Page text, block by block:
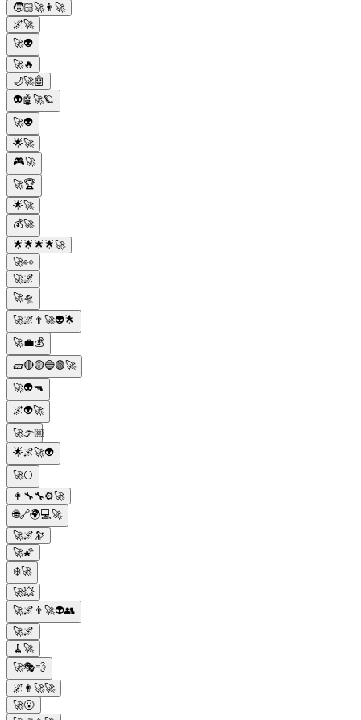
🧒🏻🚀👨‍🚀
🌌🚀
🚀👽
🚀🔥
🌙🚀🤖
👽🤖🚀🪐
🚀👽
🌟🚀
🎮🚀
🚀🏆
🌟🚀
💰🚀
🌟🌟🌟🌟🚀
🚀👀
🚀🌌
🚀🛸
🚀🌌👨‍🚀👽🌟
🚀💼💰
🧱🔴🟡🔵🟢🚀
🚀👽🔫
🌌👽🚀
🚀👉🏼
🌟🌌🚀👽
🚀🌕
👩‍🔧🔧⚙️🚀
🌐🔗🌍💻🚀
🚀🌌🔭
🚀🌠
❄️🚀
🚀💥
🚀🌌👨‍🚀👽👥
🚀🌌
🧹🚀
🚀🎭💨
🌌👨‍🚀🚀
🚀😮